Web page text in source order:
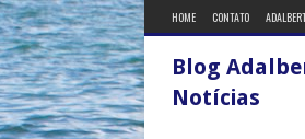
HOME CONTATO
Blog
Notícias